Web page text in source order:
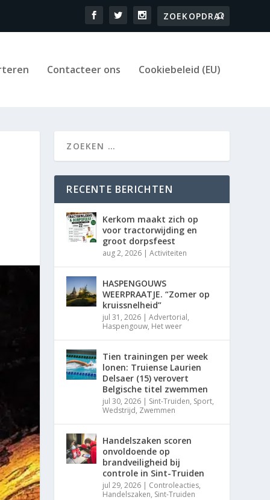
Contacteer ons Cookiebeleid (EU)
RECENTE BERICHTEN
Kerkom maakt zich op
voor tractorwijding en
groot dorpsfeest
aug 2, 2026 |Activiteiten
HASPENGOUWS
WEERPRAATJE. “Zomer op
kruissnelheid”
jul 31, 2026 |Advertorial,
Haspengouw, Het weer
Tien trainingen per week
lonen: Truiense Laurien
Delsaer (15) verovert
Belgische titel zwemmen
jul 30, 2026 | Sint-Truiden, Sport,
Wedstrijd, Zwemmen
Handelszaken scoren
onvoldoende op
brandveiligheid bij
controle in Sint-Truiden
jul 29, 2026 | Controleacties,
Handelszaken, Sint-Truiden